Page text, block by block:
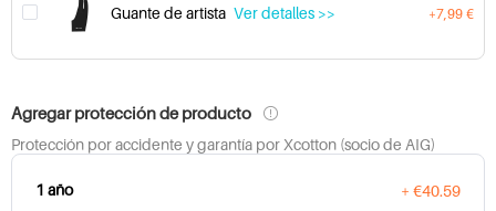
Guante de artista Ver detalles >> +7,99 €
Agregar protección de producto
Protección por accidente y garantía por Xcotton (socio de AIG)
1 año + €40.59